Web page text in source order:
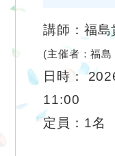
講師：福島
(主催者：福島
日時：
11:00
定員：1名